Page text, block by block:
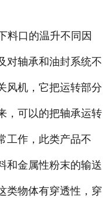
口的温升不同因
对轴承和油封系统不
风机，它把运转部分
，可以的把轴承运转
工作，此类产品不
和金属性粉末的输送
类物体有穿透性，穿